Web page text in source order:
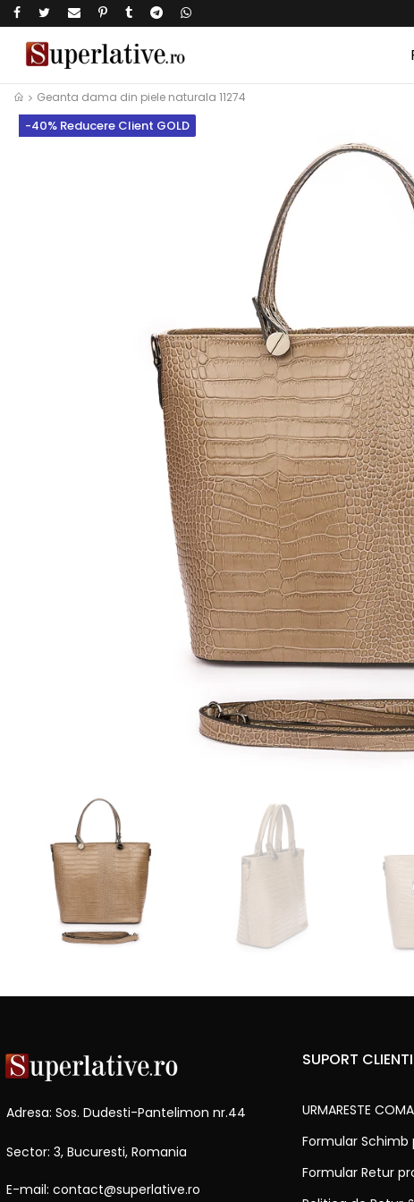
Geanta dama din piele naturala 11274
-40% Reducere Client GOLD
Adresa: Sos. Dudesti-Pantelimon nr.44
Sector: 3, Bucuresti, Romania
E-mail: contact@superlative.ro
SUPORT CLIENTI
URMARESTE
Formular Schimb
Formular Retur